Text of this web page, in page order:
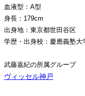
血液型：A型
身長：179cm
出身地：東京都世田谷区
学歴・出身校：慶應義塾大
武藤嘉紀の所属グループ
ヴィッセル神戸